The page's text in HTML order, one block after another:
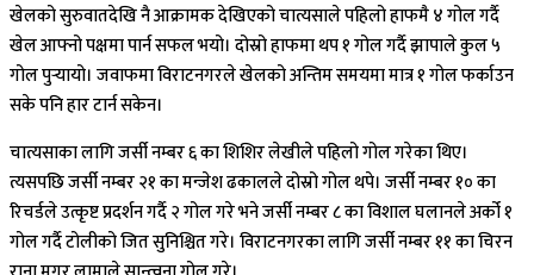
खेलको सुरुवातदेखि नै आक्रामक देखिएको चात्यसाले पहिलो हाफमै ४ गोल गर्दै
खेल आफ्नो पक्षमा पार्न सफल भयो। दोस्रो हाफमा थप १ गोल गर्दै झापाले कुल ५
गोल पुर्‍यायो। जवाफमा विराटनगरले खेलको अन्तिम समयमा मात्र १ गोल फर्काउन
सके पनि हार टार्न सकेन।
चात्यसाका लागि जर्सी नम्बर ६ का शिशिर लेखीले पहिलो गोल गरेका थिए।
त्यसपछि जर्सी नम्बर २१ का मन्जेश ढकालले दोस्रो गोल थपे। जर्सी नम्बर १० का
रिचर्डले उत्कृष्ट प्रदर्शन गर्दै २ गोल गरे भने जर्सी नम्बर ८ का विशाल घलानले अर्को १
गोल गर्दै टोलीको जित सुनिश्चित गरे। विराटनगरका लागि जर्सी नम्बर ११ का चिरन